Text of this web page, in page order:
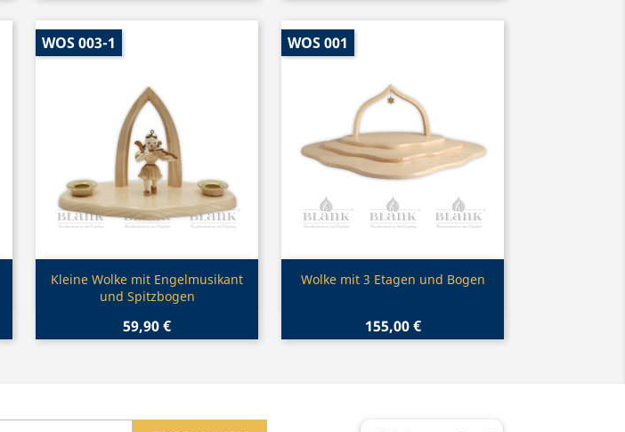
Vorschau
Kleine Wolke mit Engelmusikant
und Spitzbogen
59,90 €
WOS 003-1
 Vorschau
Wolke mit 3 Etagen und Bogen
155,00 €
WOS 001